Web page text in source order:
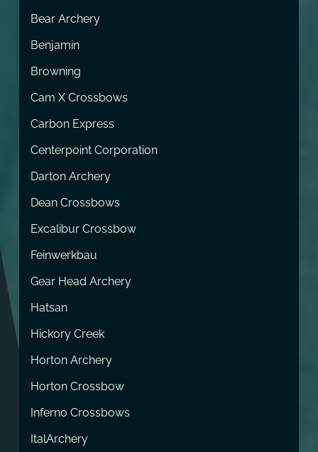
Bear Archery
Benjamin
Browning
Cam X Crossbows
Carbon Express
Centerpoint Corporation
Darton Archery
Dean Crossbows
Excalibur Crossbow
Feinwerkbau
Gear Head Archery
Hatsan
Hickory Creek
Horton Archery
Horton Crossbow
Inferno Crossbows
ItalArchery